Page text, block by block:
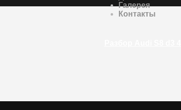
Галерея
Контакты